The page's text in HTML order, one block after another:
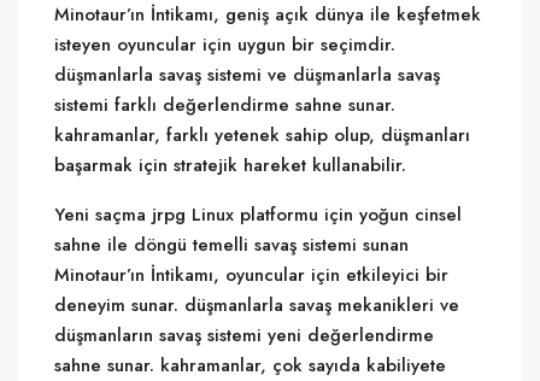
Minotaur’ın İntikamı, geniş açık dünya ile keşfetmek
isteyen oyuncular için uygun bir seçimdir.
düşmanlarla savaş sistemi ve düşmanlarla savaş
sistemi farklı değerlendirme sahne sunar.
kahramanlar, farklı yetenek sahip olup, düşmanları
başarmak için stratejik hareket kullanabilir.
Yeni saçma jrpg Linux platformu için yoğun cinsel
sahne ile döngü temelli savaş sistemi sunan
Minotaur’ın İntikamı, oyuncular için etkileyici bir
deneyim sunar. düşmanlarla savaş mekanikleri ve
düşmanların savaş sistemi yeni değerlendirme
sahne sunar. kahramanlar, çok sayıda kabiliyete